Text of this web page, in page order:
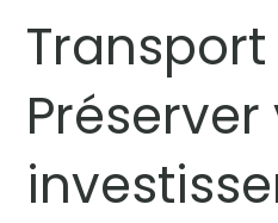
Transport